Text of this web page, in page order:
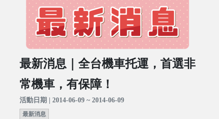
最新消息｜全台機車托運，首選非
常機車，有保障！
活動日期 | 2014-06-09 ~ 2014-06-09
最新消息